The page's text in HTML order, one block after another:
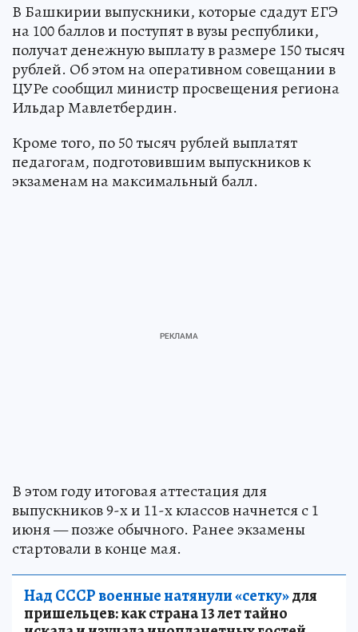
В Башкирии выпускники, которые сдадут ЕГЭ
на 100 баллов и поступят в вузы республики,
получат денежную выплату в размере 150 тысяч
рублей. Об этом на оперативном совещании в
ЦУРе сообщил министр просвещения региона
Ильдар Мавлетбердин.
Кроме того, по 50 тысяч рублей выплатят
педагогам, подготовившим выпускников к
экзаменам на максимальный балл.
В этом году итоговая аттестация для
выпускников 9-х и 11-х классов начнется с 1
июня — позже обычного. Ранее экзамены
стартовали в конце мая.
Над СССР военные натянули «сетку»для
пришельцев: как страна 13 лет тайно